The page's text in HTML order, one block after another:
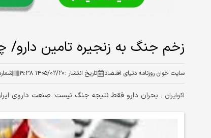
زخم جنگ به زنجیره تامین دارو/
سایت خوان روزنامه دنیای اقتصاد تاریخ انتشار :۱۴۰۵/۰۲/۲۰ ۱۹:۳۸
اکوایران : بحران دارو فقط نتیجه جنگ نیست؛ صنعت داروی